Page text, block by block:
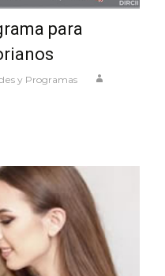
para
y Programas